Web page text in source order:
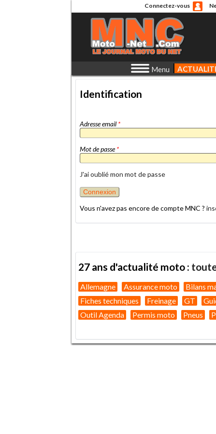
Connectez-vous
Menu
Identification
Adresse email *
Mot de passe*
J'ai oublié mon mot de passe
Vous n'avez pas encore de compte MNC ?
27 ans d'actualité moto :
Allemagne Assurance moto Bilans
Fiches techniques
Freinage GT
Outil Agenda
Permis moto Pneus